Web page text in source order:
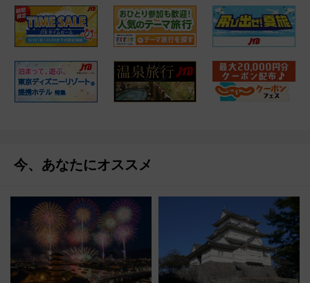
今、あなたにオススメ